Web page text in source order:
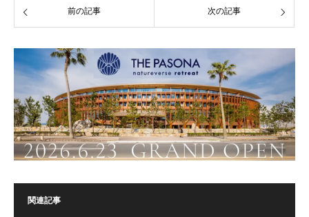
前の記事 次の記事
関連記事